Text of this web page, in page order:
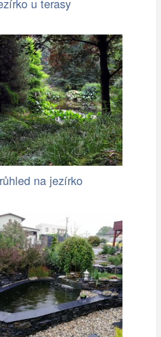
u terasy
na jezírko